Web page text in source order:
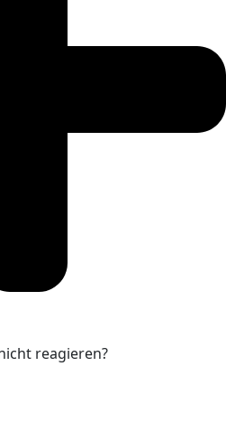
reagieren?